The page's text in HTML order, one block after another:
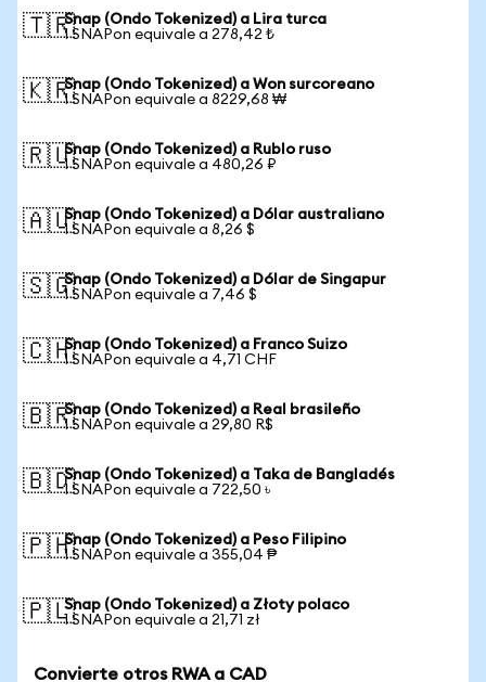
🇹🇷Snap (Ondo Tokenized) a Lira turca
1 SNAPon equivale a 278,42 ₺
🇰🇷Snap (Ondo Tokenized) a Won surcoreano
1 SNAPon equivale a 8229,68 ₩
🇷🇺Snap (Ondo Tokenized) a Rublo ruso
1 SNAPon equivale a 480,26 ₽
🇦🇺Snap (Ondo Tokenized) a Dólar australiano
1 SNAPon equivale a 8,26 $
🇸🇬Snap (Ondo Tokenized) a Dólar de Singapur
1 SNAPon equivale a 7,46 $
🇨🇭Snap (Ondo Tokenized) a Franco Suizo
1 SNAPon equivale a 4,71 CHF
🇧🇷Snap (Ondo Tokenized) a Real brasileño
1 SNAPon equivale a 29,80 R$
🇧🇩Snap (Ondo Tokenized) a Taka de Bangladés
1 SNAPon equivale a 722,50 ৳
🇵🇭Snap (Ondo Tokenized) a Peso Filipino
1 SNAPon equivale a 355,04 ₱
🇵🇱Snap (Ondo Tokenized) a Złoty polaco
1 SNAPon equivale a 21,71 zł
Convierte otros RWA a CAD